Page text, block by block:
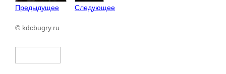
Предыдущее Следующее
© kdcbugry.ru